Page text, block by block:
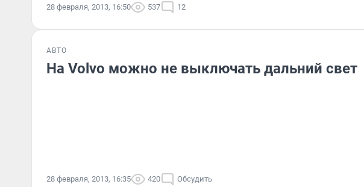
28 февраля, 2013, 16:50 537 12
АВТО
На Volvo можно не выключать дальний свет
28 февраля, 2013, 16:35 420 Обсудить